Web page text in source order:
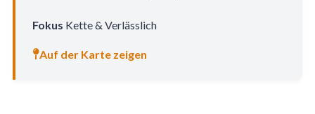
Fokus Kette & Verlässlich
Auf der Karte zeigen